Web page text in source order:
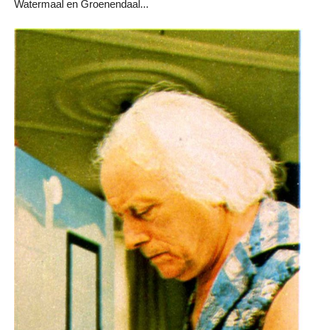
Watermaal en Groenendaal...